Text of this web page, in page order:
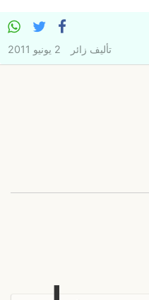
تأليف زائر 2 يونيو 2011